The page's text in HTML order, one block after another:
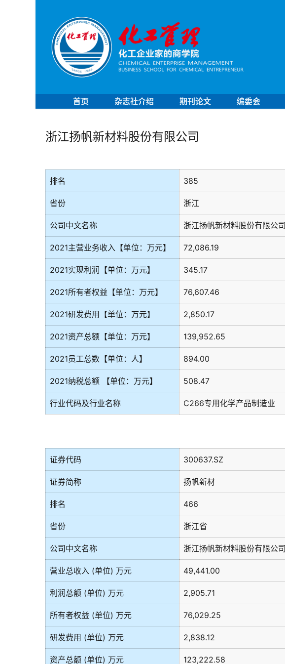
首页 杂志社介绍 期刊论文 编委会
浙江扬帆新材料股份有限公司
排名 385
省份 浙江
公司中文名称 浙江扬帆新材料股份有限公司
2021主营业务收入【单位：万元】 72,086.19
2021实现利润【单位：万元】 345.17
2021所有者权益【单位：万元】 76,607.46
2021研发费用【单位：万元】 2,850.17
2021资产总额【单位：万元】 139,952.65
2021员工总数【单位：人】 894.00
2021纳税总额 【单位：万元】 508.47
行业代码及行业名称 C266专用化学产品制造业
证券代码 300637.SZ
证券简称 扬帆新材
排名 466
省份 浙江省
公司中文名称 浙江扬帆新材料股份有限公司
营业总收入 (单位) 万元 49,441.00
利润总额 (单位) 万元 2,905.71
所有者权益 (单位) 万元 76,029.25
研发费用 (单位) 万元 2,838.12
资产总额 (单位) 万元 123,222.58